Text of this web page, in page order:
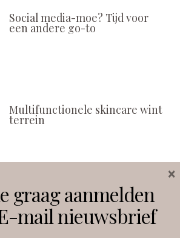
Social media-moe? Tijd voor
een andere go-to
Multifunctionele skincare wint
terrein
Facebook
graag aanmelden
mail nieuwsbrief
×